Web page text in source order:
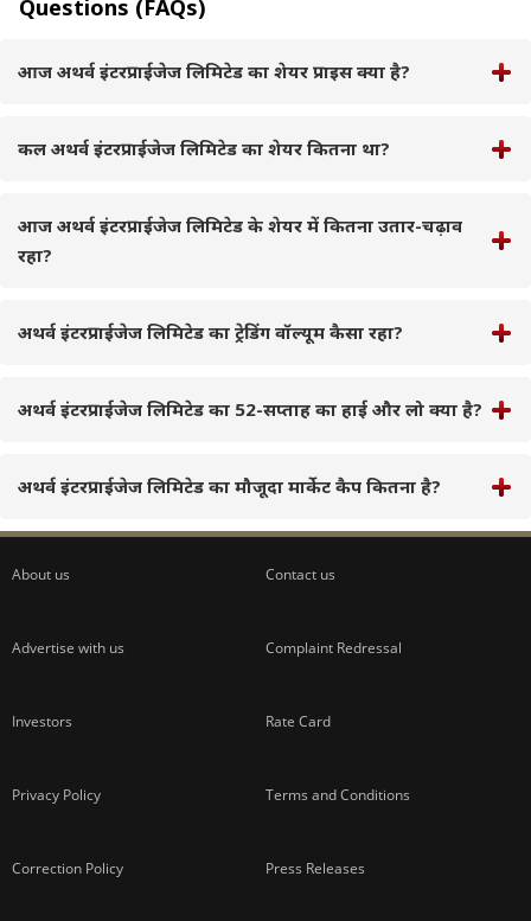
Questions (FAQs)
आज अथर्व इंटरप्राईजेज लिमिटेड का शेयर प्राइस क्या है?
कल अथर्व इंटरप्राईजेज लिमिटेड का शेयर कितना था?
आज अथर्व इंटरप्राईजेज लिमिटेड के शेयर में कितना उतार-चढ़ाव
रहा?
अथर्व इंटरप्राईजेज लिमिटेड का ट्रेडिंग वॉल्यूम कैसा रहा?
अथर्व इंटरप्राईजेज लिमिटेड का 52-सप्ताह का हाई और लो क्या है?
अथर्व इंटरप्राईजेज लिमिटेड का मौजूदा मार्केट कैप कितना है?
About us Contact us
Advertise with us Complaint Redressal
Investors Rate Card
Privacy Policy Terms and Conditions
Correction Policy Press Releases